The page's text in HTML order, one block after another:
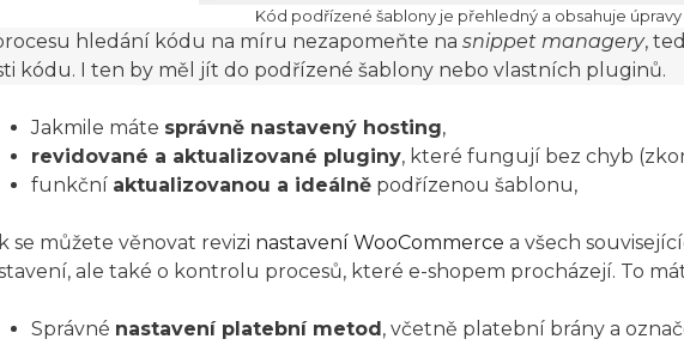
Kód podřízené šablony je přehledný a obsahuje úpravy
hledání kódu na míru nezapomeňte na snippet managery,
kódu. I ten by měl jít do podřízené šablony nebo vlastních pluginů.
Jakmile máte správně nastavený hosting,
revidované a aktualizované pluginy, které fungují bez chyb
funkční aktualizovanou a ideálně podřízenou šablonu,
se můžete věnovat revizi nastavení WooCommerce a všech
ale také o kontrolu procesů, které e-shopem procházejí. To
Správné nastavení platební metod , včetně platební brány a